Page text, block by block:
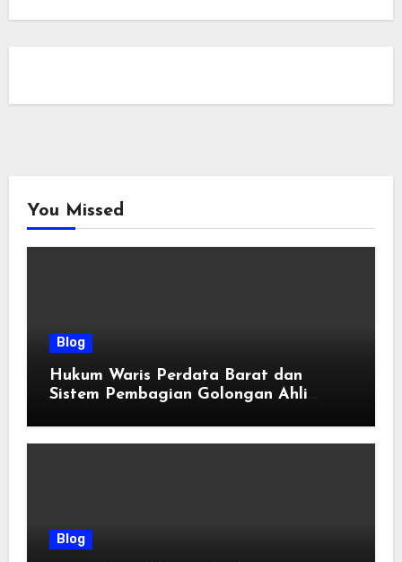
You Missed
Blog
Hukum Waris Perdata Barat dan
Sistem Pembagian Golongan Ahli
Blog